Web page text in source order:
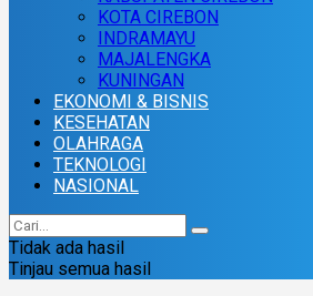
KOTA CIREBON
INDRAMAYU
MAJALENGKA
KUNINGAN
EKONOMI & BISNIS
KESEHATAN
OLAHRAGA
TEKNOLOGI
NASIONAL
Tidak ada hasil
Tinjau semua hasil